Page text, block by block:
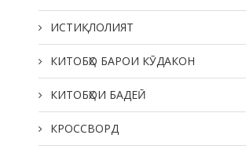
ИСТИҚЛОЛИЯТ
КИТОБҲО БАРОИ КӮДАКОН
КИТОБҲОИ БАДЕӢ
КРОССВОРД